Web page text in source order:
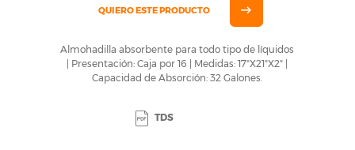
QUIERO ESTE PRODUCTO
Almohadilla absorbente para todo tipo de líquidos
| Presentación: Caja por 16 | Medidas: 17"X21"X2" |
Capacidad de Absorción: 32 Galones.
TDS